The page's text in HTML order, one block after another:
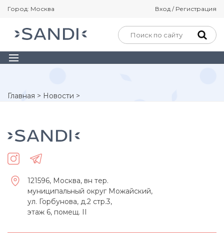
Город: Москва Вход / Регистрация
Главная > Новости >
121596, Москва, вн тер.
муниципальный округ Можайский,
ул. Горбунова, д.2 стр.3,
этаж 6, помещ. II